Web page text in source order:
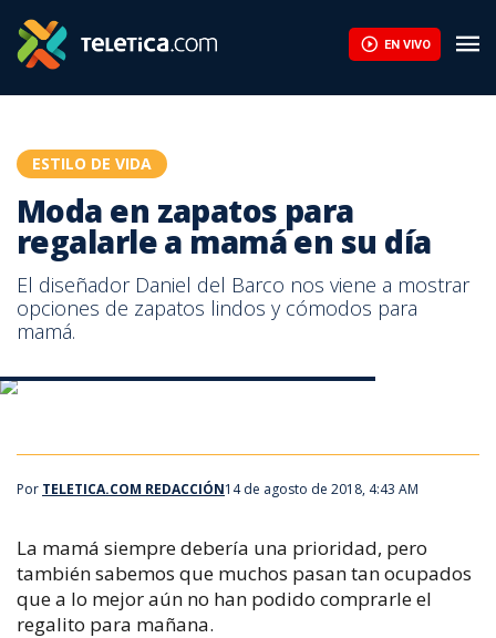
EN VIVO
ESTILO DE VIDA
Moda en zapatos para
regalarle a mamá en su día
El diseñador Daniel del Barco nos viene a mostrar
opciones de zapatos lindos y cómodos para
mamá.
Por TELETICA.COM REDACCIÓN14 de agosto de 2018, 4:43 AM
La mamá siempre debería una prioridad, pero
también sabemos que muchos pasan tan ocupados
que a lo mejor aún no han podido comprarle el
regalito para mañana.